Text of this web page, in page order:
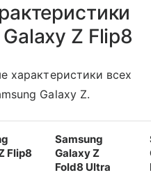
Z Flip8
характеристики всех
Galaxy Z.
Flip8
Samsung
Galaxy Z
Fold8 Ultra